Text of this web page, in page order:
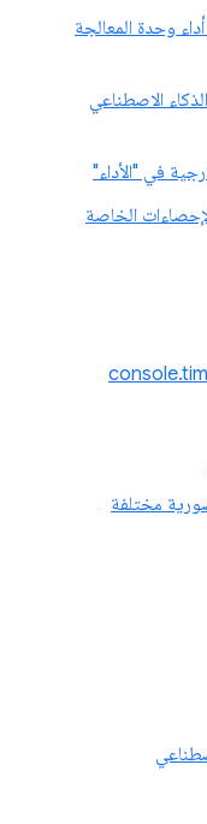
وحدة المعالجة
الاصطناعي
في "الأداء"
الخاصة